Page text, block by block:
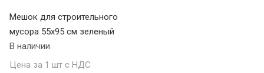
Мешок для строительного
мусора 55х95 см зеленый
В наличии
Цена за 1 шт с НДС